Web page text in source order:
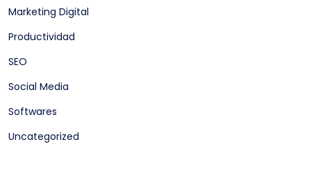
Marketing Digital
Productividad
SEO
Social Media
Softwares
Uncategorized